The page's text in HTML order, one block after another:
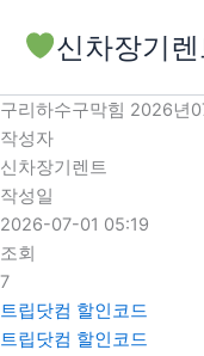
로
건
너
뛰
기
신차장기렌
구리하수구막힘 2026년
작성자
신차장기렌트
작성일
2026-07-01 05:19
조회
7
트립닷컴 할인코드
트립닷컴 할인코드